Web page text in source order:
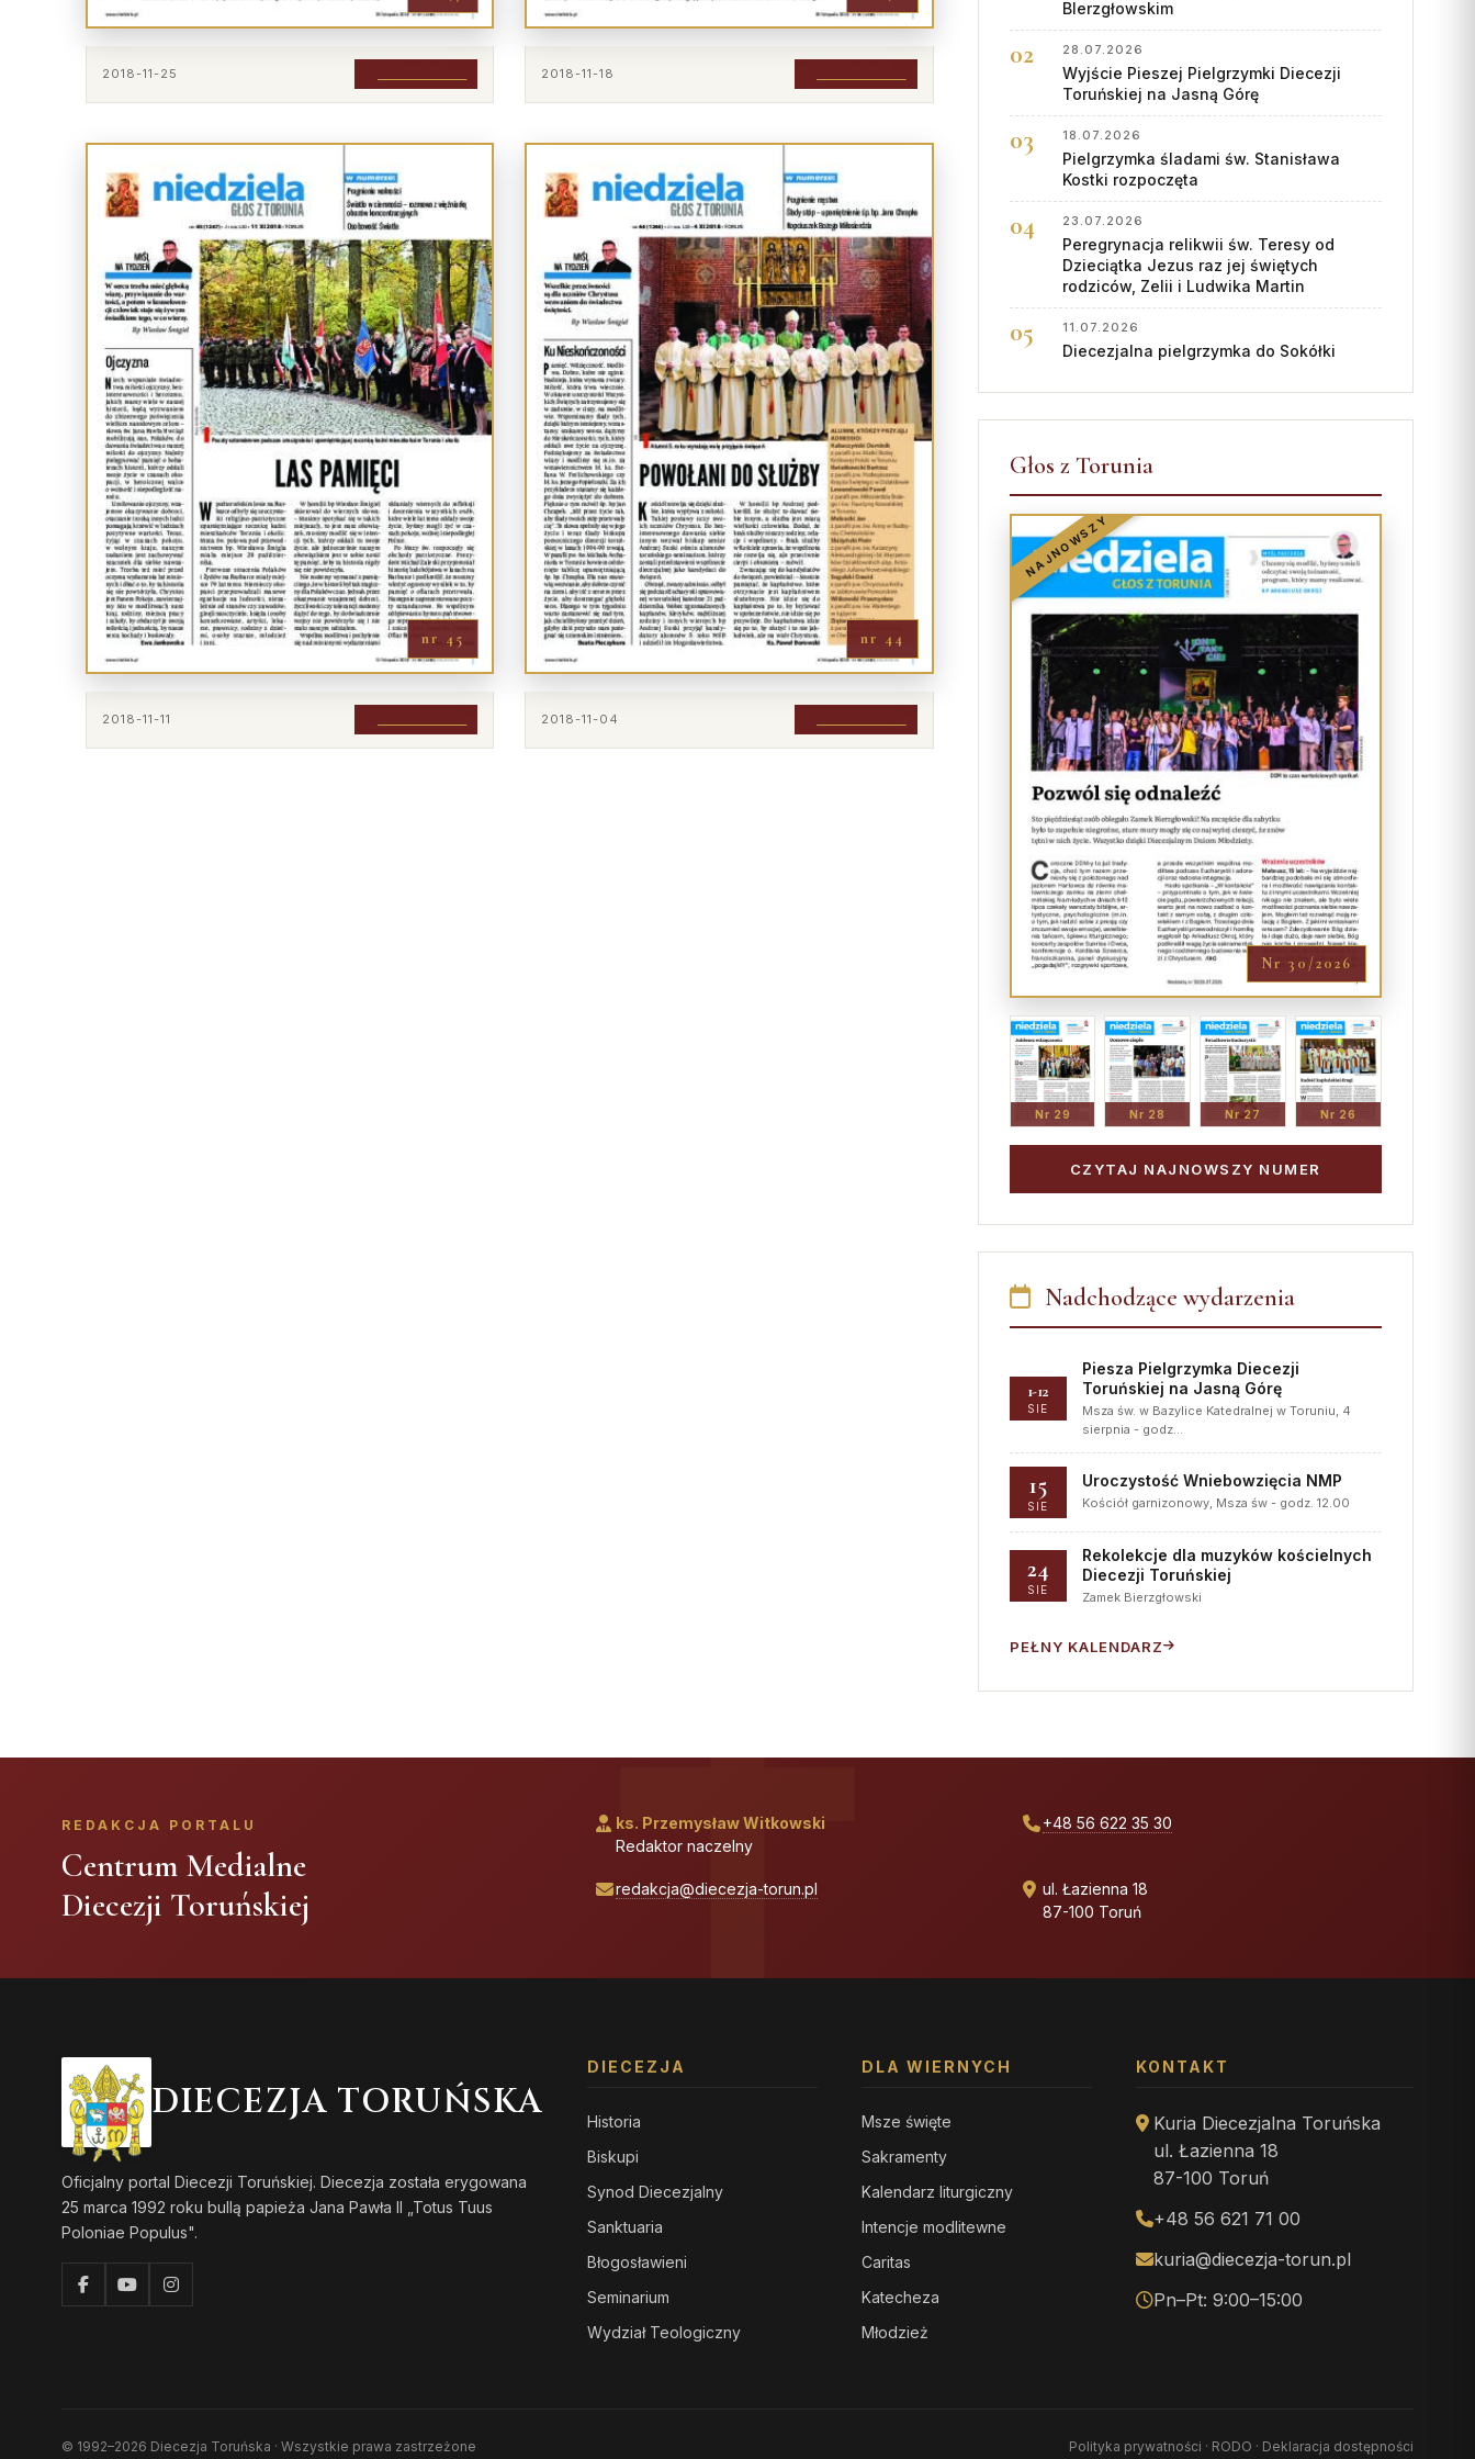
2018-11-25 2018-11-18
nr 45
2018-11-11
nr 44
2018-11-04
BIerzgłowskim
28.07.2026
Wyjście Pieszej Pielgrzymki Diecezji
Toruńskiej na Jasną Górę
18.07.2026
Pielgrzymka śladami św. Stanisława
Kostki rozpoczęta
23.07.2026
Peregrynacja relikwii św. Teresy od
Dzieciątka Jezus raz jej świętych
rodziców, Zelii i Ludwika Martin
11.07.2026
Diecezjalna pielgrzymka do Sokółki
Głos z Torunia
NAJNOWSZY
Nr 30/2026
Nr 29 Nr 28 Nr 27 Nr 26
CZYTAJ NAJNOWSZY NUMER
Nadchodzące wydarzenia
1-12
SIE
Piesza Pielgrzymka Diecezji
Toruńskiej na Jasną Górę
Msza św. w Bazylice Katedralnej w Toruniu, 4
sierpnia - godz…
15
SIE
Uroczystość Wniebowzięcia NMP
Kościół garnizonowy, Msza św - godz. 12.00
24
SIE
Rekolekcje dla muzyków kościelnych
Diecezji Toruńskiej
Zamek Bierzgłowski
PEŁNY KALENDARZ
REDAKCJA PORTALU
Centrum Medialne
Diecezji Toruńskiej
ks. Przemysław Witkowski
Redaktor naczelny
+48 56 622 35 30
redakcja@diecezja-torun.pl
ul. Łazienna 18
87-100 Toruń
DIECEZJA TORUŃSKA
Oficjalny portal Diecezji Toruńskiej. Diecezja została erygowana
25 marca 1992 roku bullą papieża Jana Pawła II „Totus Tuus
Poloniae Populus".
DIECEZJA
Historia
Biskupi
Synod Diecezjalny
Sanktuaria
Błogosławieni
Seminarium
Wydział Teologiczny
DLA WIERNYCH
Msze święte
Sakramenty
Kalendarz liturgiczny
Intencje modlitewne
Caritas
Katecheza
Młodzież
KONTAKT
Kuria Diecezjalna Toruńska
ul. Łazienna 18
87-100 Toruń
+48 56 621 71 00
kuria@diecezja-torun.pl
Pn–Pt: 9:00–15:00
© 1992–2026 Diecezja Toruńska · Wszystkie prawa zastrzeżone Polityka prywatności · RODO · Deklaracja dostępności